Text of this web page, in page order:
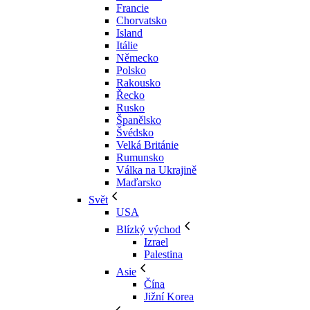
Francie
Chorvatsko
Island
Itálie
Německo
Polsko
Rakousko
Řecko
Rusko
Španělsko
Švédsko
Velká Británie
Rumunsko
Válka na Ukrajině
Maďarsko
Svět
USA
Blízký východ
Izrael
Palestina
Asie
Čína
Jižní Korea